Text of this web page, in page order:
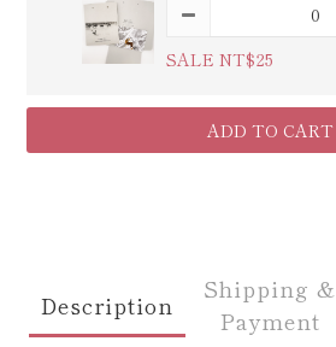
SALE NT$25
ADD TO CART
Description
Shipping &
Payment